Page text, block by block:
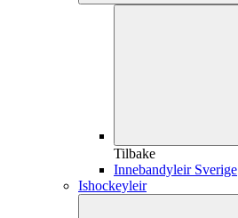
Tilbake
Innebandyleir Sverige
Ishockeyleir